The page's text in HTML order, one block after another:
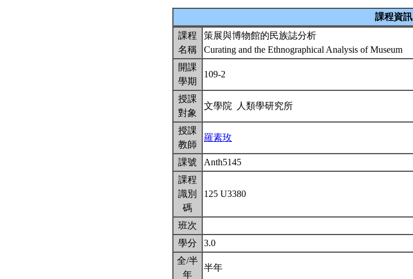
課程資訊
課程
名稱
策展與博物館的民族誌分析
Curating and the Ethnographical Analysis of Museum
開課
學期
109-2
授課
對象
文學院 人類學研究所
授課
教師
羅素玫
課號
Anth5145
課程
識別
碼
125 U3380
班次
學分
3.0
全/半
年
半年